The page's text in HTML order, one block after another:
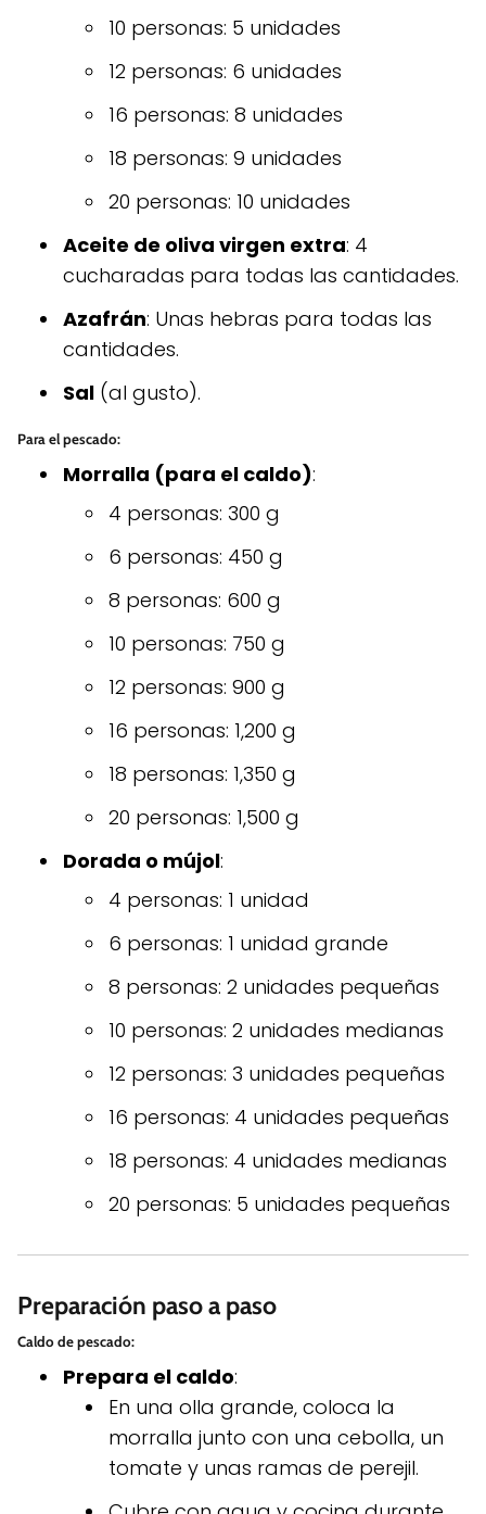
10 personas: 5 unidades
12 personas: 6 unidades
16 personas: 8 unidades
18 personas: 9 unidades
20 personas: 10 unidades
Aceite de oliva virgen extra: 4
cucharadas para todas las cantidades.
Azafrán: Unas hebras para todas las
cantidades.
Sal (al gusto).
Para el pescado:
Morralla (para el caldo):
4 personas: 300 g
6 personas: 450 g
8 personas: 600 g
10 personas: 750 g
12 personas: 900 g
16 personas: 1,200 g
18 personas: 1,350 g
20 personas: 1,500 g
Dorada o mújol:
4 personas: 1 unidad
6 personas: 1 unidad grande
8 personas: 2 unidades pequeñas
10 personas: 2 unidades medianas
12 personas: 3 unidades pequeñas
16 personas: 4 unidades pequeñas
18 personas: 4 unidades medianas
20 personas: 5 unidades pequeñas
Preparación paso a paso
Caldo de pescado:
Prepara el caldo:
En una olla grande, coloca la
morralla junto con una cebolla, un
tomate y unas ramas de perejil.